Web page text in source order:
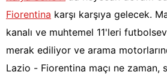
Fiorentina karşı karşıya gelecek.
kanalı ve muhtemel 11'leri
merak ediliyor ve arama
Lazio - Fiorentina maçı ne zaman,